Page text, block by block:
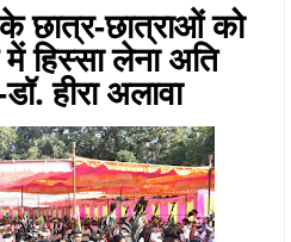
छात्र-छात्राओं को
हिस्सा लेना अति
हीरा अलावा